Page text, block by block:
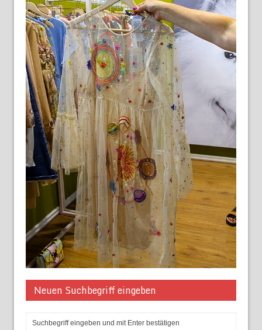
Neuen Suchbegriff eingeben